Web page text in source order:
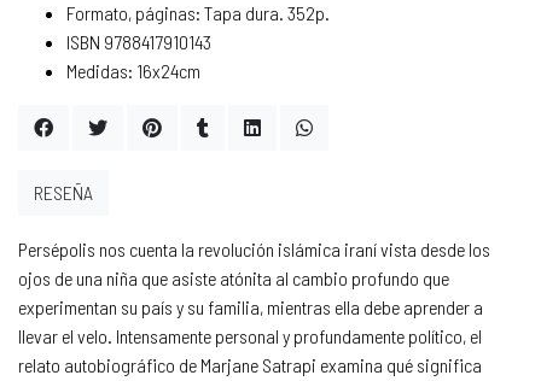
Formato, páginas: Tapa dura. 352p.
ISBN 9788417910143
Medidas: 16x24cm
Persépolis nos cuenta la revolución islámica iraní vista desde los
ojos de una niña que asiste atónita al cambio profundo que
experimentan su país y su familia, mientras ella debe aprender a
llevar el velo. Intensamente personal y profundamente político, el
relato autobiográfico de Marjane Satrapi examina qué significa
RESEÑA